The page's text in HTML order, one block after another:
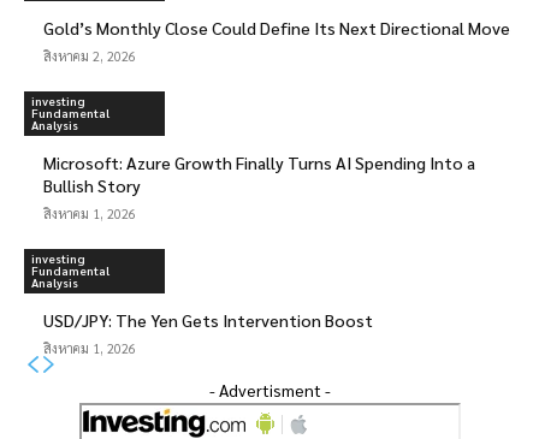
Gold’s Monthly Close Could Define Its Next Directional Move
สิงหาคม 2, 2026
investing
Fundamental
Analysis
Microsoft: Azure Growth Finally Turns AI Spending Into a
Bullish Story
สิงหาคม 1, 2026
investing
Fundamental
Analysis
USD/JPY: The Yen Gets Intervention Boost
สิงหาคม 1, 2026
- Advertisment -